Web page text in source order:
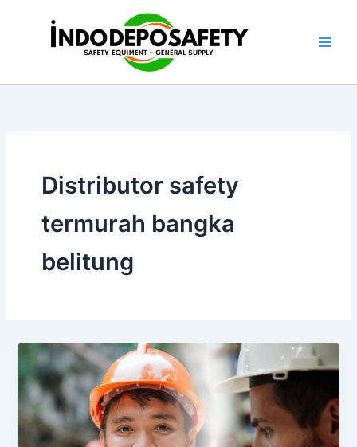
Distributor safety
termurah bangka
belitung